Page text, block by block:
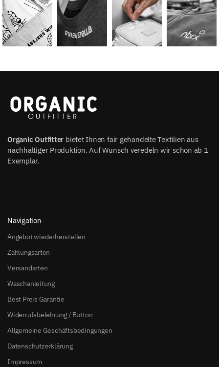
Organic Outfitter bietet Ihnen fair gehandelte Textilien aus
nachhaltiger Produktion. Auf Wunsch veredeln wir schon ab 1
Exemplar.
Navigation
Angebot wiederherstellen
Zahlungsarten
Versandarten
Waschanleitung
Best Preis Garantie
Widerrufsbelehrung / Button
Allgemeine Geschäftsbedingungen
Datenschutzerklärung
Impressum